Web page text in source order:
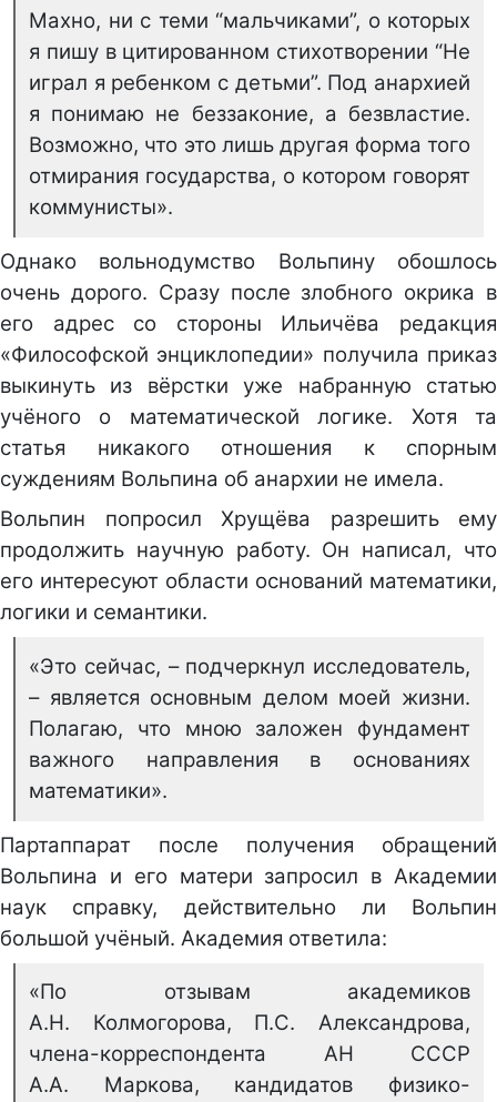
Махно, ни с теми “мальчиками”, о которых
я пишу в цитированном стихотворении “Не
играл я ребенком с детьми”. Под анархией
я понимаю не беззаконие, а безвластие.
Возможно, что это лишь другая форма того
отмирания государства, о котором говорят
коммунисты».
Однако вольнодумство Вольпину обошлось
очень дорого. Сразу после злобного окрика в
его адрес со стороны Ильичёва редакция
«Философской энциклопедии» получила приказ
выкинуть из вёрстки уже набранную статью
учёного о математической логике. Хотя та
статья никакого отношения к спорным
суждениям Вольпина об анархии не имела.
Вольпин попросил Хрущёва разрешить ему
продолжить научную работу. Он написал, что
его интересуют области оснований математики,
логики и семантики.
«Это сейчас, – подчеркнул исследователь,
– является основным делом моей жизни.
Полагаю, что мною заложен фундамент
важного направления в основаниях
математики».
Партаппарат после получения обращений
Вольпина и его матери запросил в Академии
наук справку, действительно ли Вольпин
большой учёный. Академия ответила:
«По отзывам академиков
А.Н. Колмогорова, П.С. Александрова,
члена-корреспондента АН СССР
А.А. Маркова, кандидатов физико-